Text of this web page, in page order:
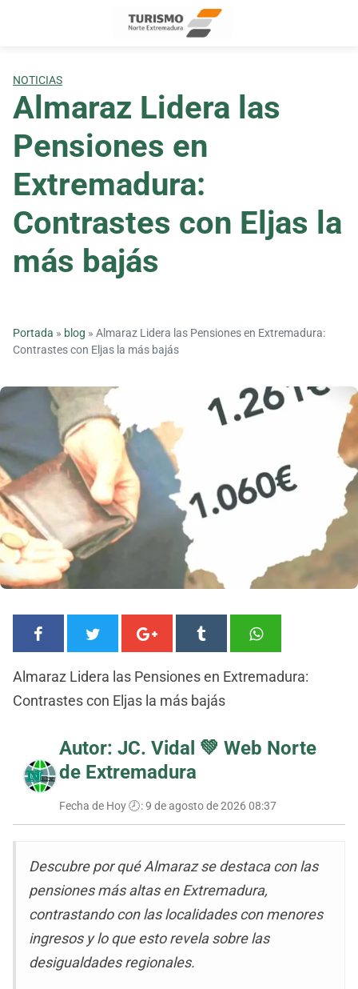
NOTICIAS
Almaraz Lidera las
Pensiones en
Extremadura:
Contrastes con Eljas la
más bajás
Portada » blog » Almaraz Lidera las Pensiones en Extremadura:
Contrastes con Eljas la más bajás
Almaraz Lidera las Pensiones en Extremadura:
Contrastes con Eljas la más bajás
Autor: JC. Vidal 💚 Web Norte
de Extremadura
Fecha de Hoy 🕗:9 de agosto de 2026 08:37
Descubre por qué Almaraz se destaca con las
pensiones más altas en Extremadura,
contrastando con las localidades con menores
ingresos y lo que esto revela sobre las
desigualdades regionales.